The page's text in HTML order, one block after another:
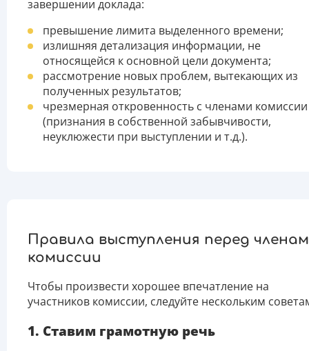
завершении доклада:
превышение лимита выделенного времени;
излишняя детализация информации, не
относящейся к основной цели документа;
рассмотрение новых проблем, вытекающих из
полученных результатов;
чрезмерная откровенность с членами комиссии
(признания в собственной забывчивости,
неуклюжести при выступлении и т.д.).
Правила выступления перед
комиссии
Чтобы произвести хорошее впечатление на
участников комиссии, следуйте нескольким
1. Ставим грамотную речь